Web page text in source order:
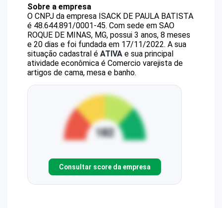
Sobre a empresa
O CNPJ da empresa ISACK DE PAULA BATISTA
é 48.644.891/0001-45. Com sede em SAO
ROQUE DE MINAS, MG, possui 3 anos, 8 meses
e 20 dias e foi fundada em 17/11/2022. A sua
situação cadastral é ATIVA e sua principal
atividade econômica é Comercio varejista de
artigos de cama, mesa e banho.
Consultar score da empresa